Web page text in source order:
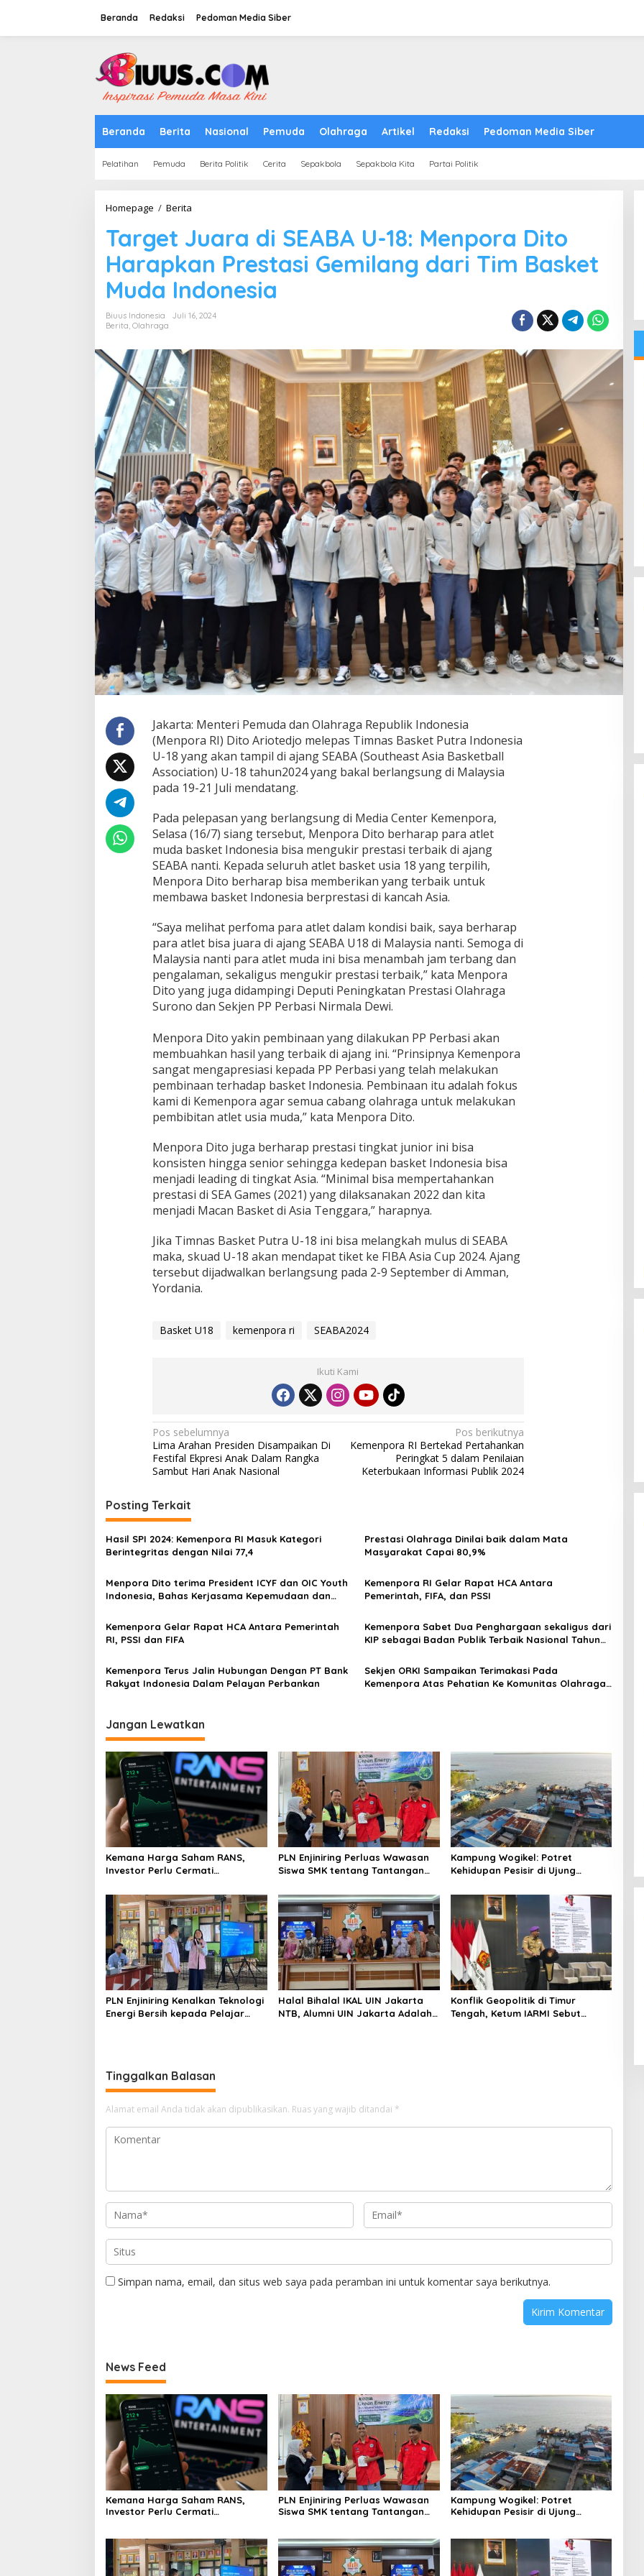
Beranda Redaksi Pedoman Media Siber
Beranda Berita Nasional Pemuda Olahraga Artikel Redaksi Pedoman Media Siber
Pelatihan Pemuda Berita Politik Cerita Sepakbola Sepakbola Kita Partai Politik
Homepage / Berita
di
SEABA
U-
18:
Menpora
Dito
Harapkan
Prestasi
dari
Tim
Basket
Muda
Indonesia
Target Juara di SEABA U-18: Menpora Dito
Harapkan Prestasi Gemilang dari Tim Basket
Muda Indonesia
Biuus Indonesia
Juli 16, 2024
Berita, Olahraga
Jakarta: Menteri Pemuda dan Olahraga Republik Indonesia
(Menpora RI) Dito Ariotedjo melepas Timnas Basket Putra Indonesia
U-18 yang akan tampil di ajang SEABA (Southeast Asia Basketball
Association) U-18 tahun2024 yang bakal berlangsung di Malaysia
pada 19-21 Juli mendatang.
Pada pelepasan yang berlangsung di Media Center Kemenpora,
Selasa (16/7) siang tersebut, Menpora Dito berharap para atlet
muda basket Indonesia bisa mengukir prestasi terbaik di ajang
SEABA nanti. Kepada seluruh atlet basket usia 18 yang terpilih,
Menpora Dito berharap bisa memberikan yang terbaik untuk
membawa basket Indonesia berprestasi di kancah Asia.
“Saya melihat perfoma para atlet dalam kondisi baik, saya berharap
para atlet bisa juara di ajang SEABA U18 di Malaysia nanti. Semoga di
Malaysia nanti para atlet muda ini bisa menambah jam terbang dan
pengalaman, sekaligus mengukir prestasi terbaik,” kata Menpora
Dito yang juga didampingi Deputi Peningkatan Prestasi Olahraga
Surono dan Sekjen PP Perbasi Nirmala Dewi.
Menpora Dito yakin pembinaan yang dilakukan PP Perbasi akan
membuahkan hasil yang terbaik di ajang ini. “Prinsipnya Kemenpora
sangat mengapresiasi kepada PP Perbasi yang telah melakukan
pembinaan terhadap basket Indonesia. Pembinaan itu adalah fokus
kami di Kemenpora agar semua cabang olahraga untuk melakukan
pembibitan atlet usia muda,” kata Menpora Dito.
Menpora Dito juga berharap prestasi tingkat junior ini bisa
konsisten hingga senior sehingga kedepan basket Indonesia bisa
menjadi leading di tingkat Asia. “Minimal bisa mempertahankan
prestasi di SEA Games (2021) yang dilaksanakan 2022 dan kita
menjadi Macan Basket di Asia Tenggara,” harapnya.
Jika Timnas Basket Putra U-18 ini bisa melangkah mulus di SEABA
maka, skuad U-18 akan mendapat tiket ke FIBA Asia Cup 2024. Ajang
tersebut dijadwalkan berlangsung pada 2-9 September di Amman,
Yordania.
Basket U18 kemenpora ri SEABA2024
Ikuti Kami
Navigasi
pos
Pos sebelumnya
Lima Arahan Presiden Disampaikan Di
Festifal Ekpresi Anak Dalam Rangka
Sambut Hari Anak Nasional
Pos berikutnya
Kemenpora RI Bertekad Pertahankan
Peringkat 5 dalam Penilaian
Keterbukaan Informasi Publik 2024
Posting Terkait
Hasil SPI 2024: Kemenpora RI Masuk Kategori
Berintegritas dengan Nilai 77,4
Prestasi Olahraga Dinilai baik dalam Mata
Masyarakat Capai 80,9%
Menpora Dito terima President ICYF dan OIC Youth
Indonesia, Bahas Kerjasama Kepemudaan dan
Kemenpora RI Gelar Rapat HCA Antara
Pemerintah, FIFA, dan PSSI
Kemenpora Gelar Rapat HCA Antara Pemerintah
RI, PSSI dan FIFA
Kemenpora Sabet Dua Penghargaan sekaligus dari
KIP sebagai Badan Publik Terbaik Nasional Tahun
Kemenpora Terus Jalin Hubungan Dengan PT Bank
Rakyat Indonesia Dalam Pelayan Perbankan
Sekjen ORKI Sampaikan Terimakasi Pada
Kemenpora Atas Pehatian Ke Komunitas Olahraga
Jangan Lewatkan
Kemana Harga Saham RANS,
Investor Perlu Cermati
Spekulasi Berlebihan
PLN Enjiniring Perluas Wawasan
Siswa SMK tentang Tantangan
Kampung Wogikel: Potret
Kehidupan Pesisir di Ujung
Tengah Keterbatasan
PLN Enjiniring Kenalkan Teknologi
Energi Bersih kepada Pelajar
Halal Bihalal IKAL UIN Jakarta
NTB, Alumni UIN Jakarta Adalah
Konflik Geopolitik di Timur
Tengah, Ketum IARMI Sebut
Tinggalkan Balasan
Alamat email Anda tidak akan dipublikasikan. Ruas yang wajib ditandai *
Simpan nama, email, dan situs web saya pada peramban ini untuk komentar saya berikutnya.
News Feed
Kemana Harga Saham RANS,
Investor Perlu Cermati
PLN Enjiniring Perluas Wawasan
Siswa SMK tentang Tantangan
Kampung Wogikel: Potret
Kehidupan Pesisir di Ujung
di Kejati Kepri oleh J. Devy
Sudarso
Di Berita, Politik | November 3, 2025